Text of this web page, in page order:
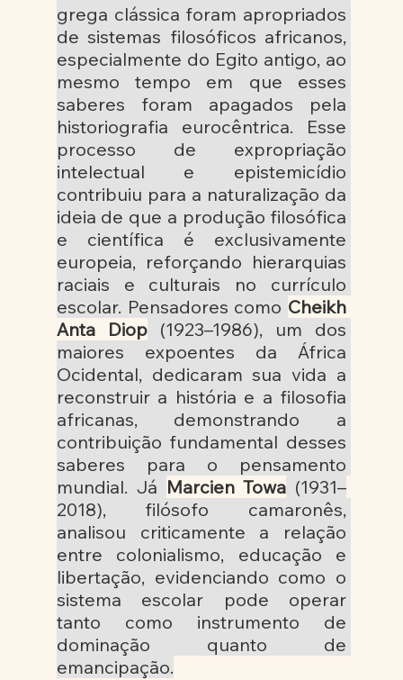
grega clássica foram apropriados
de sistemas filosóficos africanos,
especialmente do Egito antigo, ao
mesmo tempo em que esses
saberes foram apagados pela
historiografia eurocêntrica. Esse
processo de expropriação
intelectual e epistemicídio
contribuiu para a naturalização da
ideia de que a produção filosófica
e científica é exclusivamente
europeia, reforçando hierarquias
raciais e culturais no currículo
escolar. Pensadores como Cheikh
Anta Diop (1923–1986), um dos
maiores expoentes da África
Ocidental, dedicaram sua vida a
reconstruir a história e a filosofia
africanas, demonstrando a
contribuição fundamental desses
saberes para o pensamento
mundial. Já Marcien Towa (1931–
2018), filósofo camaronês,
analisou criticamente a relação
entre colonialismo, educação e
libertação, evidenciando como o
sistema escolar pode operar
tanto como instrumento de
dominação quanto de
emancipação.